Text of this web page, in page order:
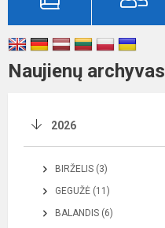
Naujienų archyvas
2026
BIRŽELIS (3)
GEGUŽĖ (11)
BALANDIS (6)